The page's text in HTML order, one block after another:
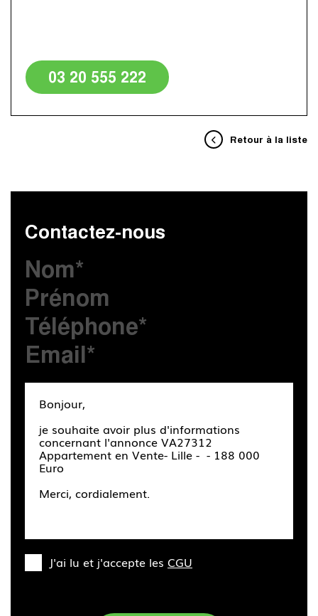
Contactez-nous
J'ai lu et j'accepte les CGU
03 20 555 222
Retour à la liste